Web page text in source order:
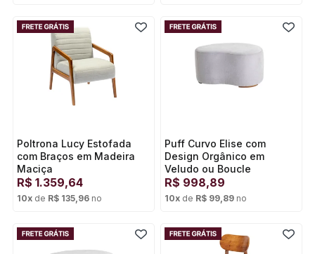
Poltrona Lucy Estofada
com Braços em Madeira
Maciça
R$ 1.359,64
10x de R$ 135,96 no
Puff Curvo Elise com
Design Orgânico em
Veludo ou Boucle
R$ 998,89
10x de R$ 99,89 no